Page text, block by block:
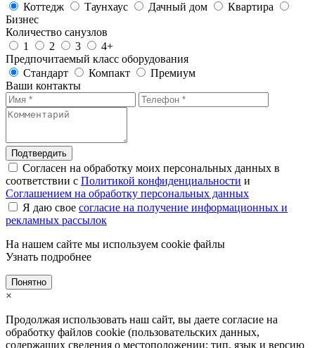
Коттедж
Таунхаус Дачный дом
Квартира
Бизнес
Количество санузлов
1
2 3
4+
Предпочитаемый класс оборудования
Стандарт
Компакт
Премиум
Ваши контакты
Подтвердить
Согласен на обработку моих персональных данных в
соответствии с Политикой конфиденциальности и
Соглашением на обработку персональных данных
Я даю свое согласие на получение информационных и
рекламных рассылок
На нашем сайте мы используем cookie файлы
Узнать подробнее
Понятно
×
Продолжая использовать наш сайт, вы даете согласие на
обработку файлов cookie (пользовательских данных,
содержащих сведения о местоположении; тип, язык и версию